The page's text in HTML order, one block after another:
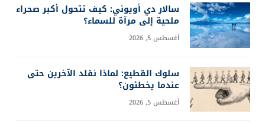
سالار دي أويوني: كيف تتحول أكبر صحراء
ملحية إلى مرآة للسماء؟
أغسطس 5, 2026
سلوك القطيع: لماذا نقلد الآخرين حتى
عندما يخطئون؟
أغسطس 5, 2026